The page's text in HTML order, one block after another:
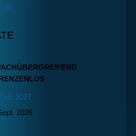
2027
2026